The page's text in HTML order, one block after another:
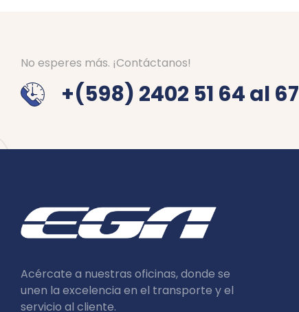
No esperes más. ¡Contáctanos!
+(598) 2402 51 64 al 67
Acércate a nuestras oficinas, donde se
unen la excelencia en el transporte y el
servicio al cliente.